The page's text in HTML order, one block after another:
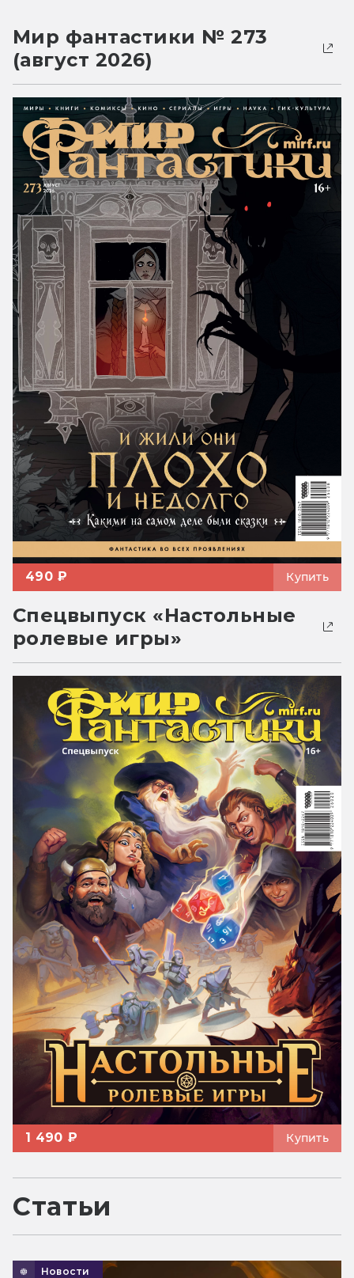
Мир фантастики № 273
(август 2026)
490 ₽ Купить
Спецвыпуск «Настольные
ролевые игры»
1 490 ₽ Купить
Статьи
Новости